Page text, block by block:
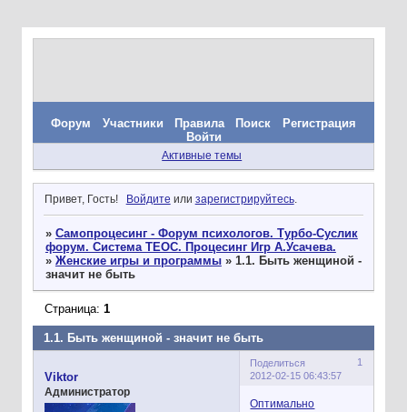
Форум Участники Правила Поиск
Регистрация
Войти
Активные темы
Привет, Гость! Войдите или зарегистрируйтесь.
» Самопроцесинг - Форум психологов. Турбо-Суслик
форум. Система ТЕОС. Процесинг Игр А.Усачева.
» Женские игры и программы » 1.1. Быть женщиной -
значит не быть
1.1. Быть женщиной - значит не быть
Страница: 1
Поделиться
1
2012-02-15 06:43:57
Viktor
Администратор
Оптимально